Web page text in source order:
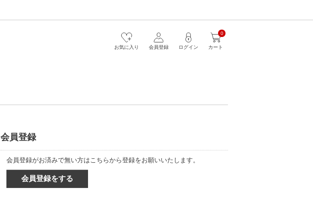
カート
0
ログイン
会員登録
お気に入り
会員登録
会員登録がお済みで無い方はこちらから登録をお願いいたします。
会員登録をする